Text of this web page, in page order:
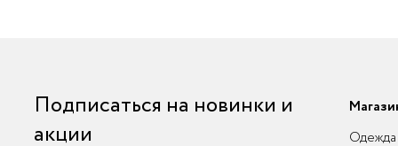
Подписаться на новинки и
акции
Одежда